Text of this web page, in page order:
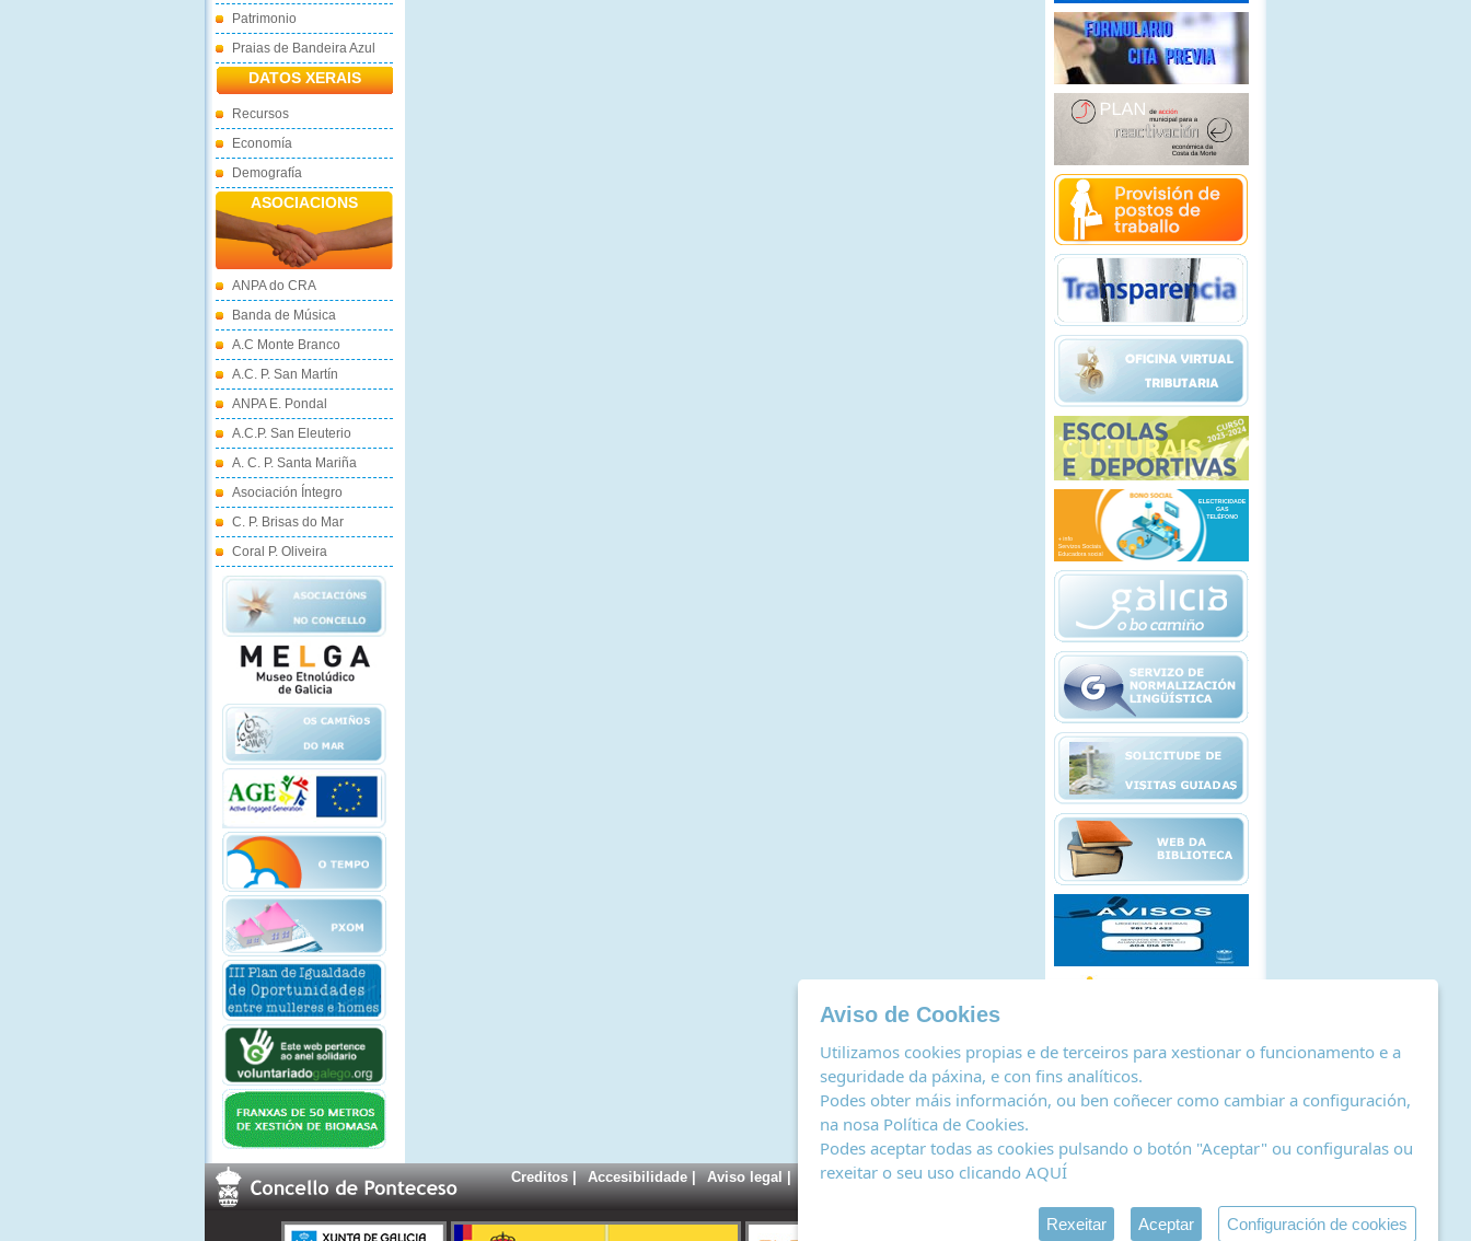
Patrimonio
Praias de Bandeira Azul
DATOS XERAIS
Recursos
Economía
Demografía
ASOCIACIONS
ANPA do CRA
Banda de Música
A.C Monte Branco
A.C. P. San Martín
ANPA E. Pondal
A.C.P. San Eleuterio
A. C. P. Santa Mariña
Asociación Íntegro
C. P. Brisas do Mar
Coral P. Oliveira
Creditos| Accesibilidade| Aviso legal| Política de cookies| Rexistro de actividades de tratamento
Aviso de Cookies
Utilizamos cookies propias e de terceiros para xestionar o funcionamento e a
seguridade da páxina, e con fins analíticos.
Podes obter máis información, ou ben coñecer como cambiar a configuración,
na nosa Política de Cookies.
Podes aceptar todas as cookies pulsando o botón "Aceptar" ou configuralas ou
rexeitar o seu uso clicando AQUÍ
Rexeitar Aceptar Configuración de cookies